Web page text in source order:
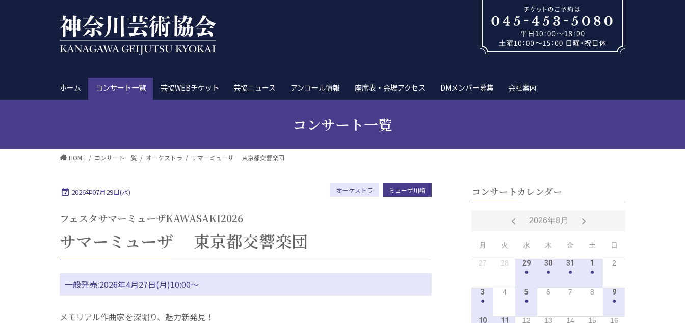
ホーム コンサート一覧 芸協WEBチケット 芸協ニュース アンコール情報 座席表・会場アクセス DMメンバー募集 会社案内
コンサート一覧
HOME コンサート一覧 オーケストラ サマーミューザ 東京都交響楽団
2026年07月29日(水) ミューザ川崎
オーケストラ
フェスタサマーミューザKAWASAKI2026
サマーミューザ 東京都交響楽団
一般発売:2026年4月27日(月)10:00～
メモリアル作曲家を深堀り、魅力新発見！
コンサートカレンダー
2026年8月
月 火 水 木 金 土 日
27 28 29 30 31 1 2
● ● ● ●
3 4 5 6 7 8 9
● ● ●
10 11 12 13 14 15 16